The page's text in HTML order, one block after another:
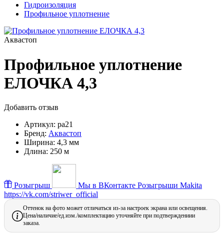
Гидроизоляция
Профильное уплотнение
Аквастоп
Профильное уплотнение
ЕЛОЧКА 4,3
Добавить отзыв
Артикул: pa21
Бренд: Аквастоп
Ширина: 4,3 мм
Длина: 250 м
Розыгрыш Мы в ВКонтакте Розыгрыши Makita
https://vk.com/striwer_official
Оттенок на фото может отличаться из-за настроек экрана или освещения.
Цена/наличие/ед.изм./комплектацию уточняйте при подтверждениии
заказа.